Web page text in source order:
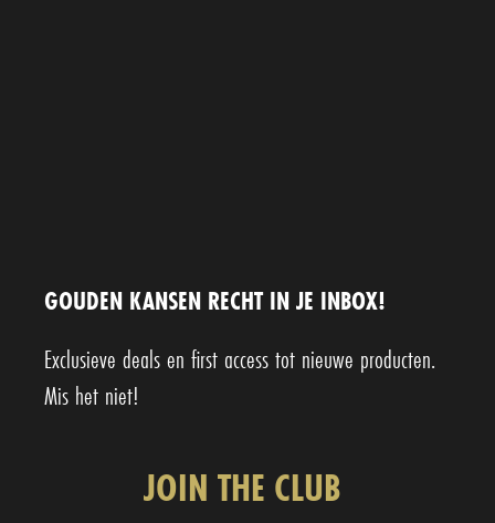
GOUDEN KANSEN RECHT IN JE INBOX!
Exclusieve deals en first access tot nieuwe producten.
Mis het niet!
JOIN THE CLUB